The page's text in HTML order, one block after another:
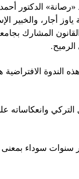
الدكتور
والخبير
المشارك
الندوة
وانعكاساته
سنوات سوداء